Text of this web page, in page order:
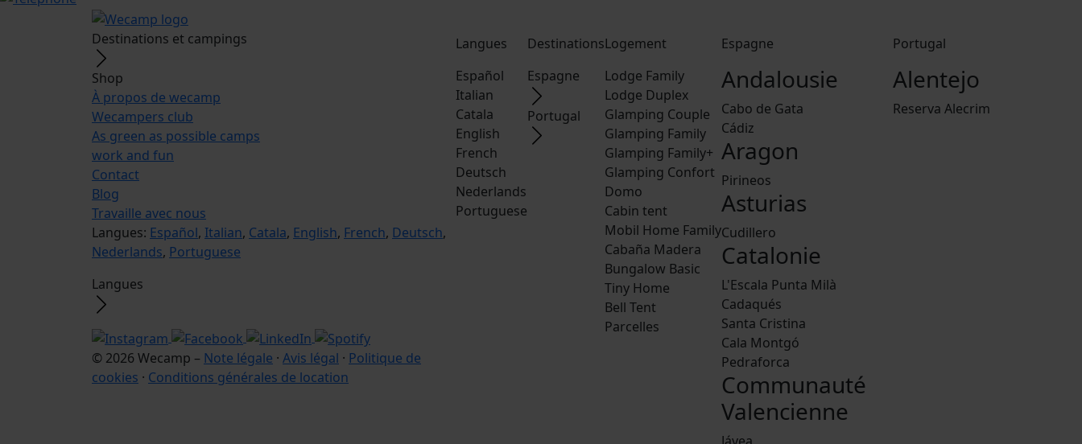
Destinations et campings
Shop
À propos de wecamp
Wecampers club
As green as possible camps
work and fun
Contact
Blog
Travaille avec nous
Langues: Español, Italian, Catala, English, French, Deutsch,
Nederlands, Portuguese
Langues
© 2026 Wecamp – Note légale · Avis légal · Politique de
cookies · Conditions générales de location
Langues
Español
Italian
Catala
English
French
Deutsch
Nederlands
Portuguese
Destinations
Espagne
Portugal
Logement
Lodge Family
Lodge Duplex
Glamping Couple
Glamping Family
Glamping Family+
Glamping Confort
Domo
Cabin tent
Mobil Home Family
Cabaña Madera
Bungalow Basic
Tiny Home
Bell Tent
Parcelles
Espagne
Andalousie
Cabo de Gata
Cádiz
Aragon
Pirineos
Asturias
Cudillero
Catalonie
L'Escala Punta Milà
Cadaqués
Santa Cristina
Cala Montgó
Pedraforca
Communauté
Valencienne
Portugal
Alentejo
Reserva Alecrim